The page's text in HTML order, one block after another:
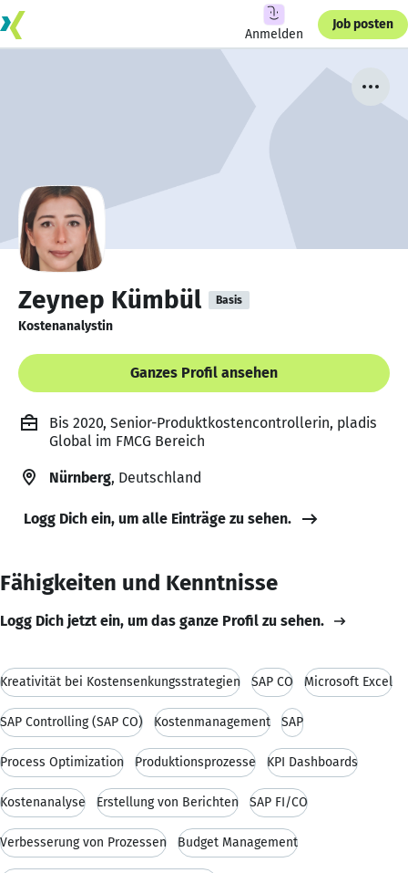
Anmelden
Job posten
Zeynep Kümbül Basis
Kostenanalystin
Ganzes Profil ansehen
Bis 2020, Senior-Produktkostencontrollerin, pladis
Global im FMCG Bereich
Nürnberg, Deutschland
Logg Dich ein, um alle Einträge zu sehen.
Fähigkeiten und Kenntnisse
Logg Dich jetzt ein, um das ganze Profil zu sehen.
Kreativität bei Kostensenkungsstrategien SAP CO Microsoft Excel
SAP Controlling (SAP CO) Kostenmanagement SAP
Process Optimization Produktionsprozesse KPI Dashboards
Kostenanalyse Erstellung von Berichten SAP FI/CO
Verbesserung von Prozessen Budget Management